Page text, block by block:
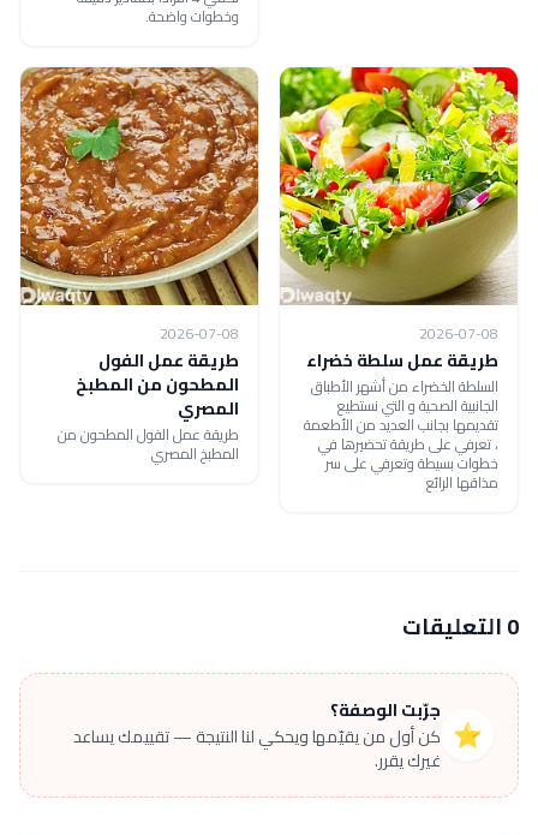
وخطوات واضحة.
2026-07-08
طريقة عمل سلطة خضراء
السلطة الخضراء من أشهر الأطباق
الجانبية الصحية و التي نستطيع
تقديمها بجانب العديد من الأطعمة
، تعرفي على طريقة تحضيرها في
خطوات بسيطة وتعرفي على سر
مذاقها الرائع
2026-07-08
طريقة عمل الفول
المطحون من المطبخ
المصري
طريقة عمل الفول المطحون من
المطبخ المصري
0 التعليقات
⭐
جرّبت الوصفة؟
كن أول من يقيّمها ويحكي لنا النتيجة — تقييمك يساعد
غيرك يقرر.